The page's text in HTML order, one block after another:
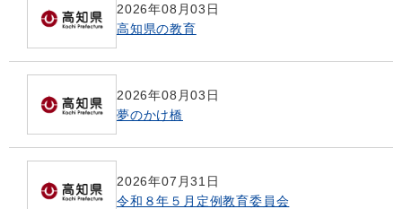
2026年08月03日
高知県の教育
2026年08月03日
夢のかけ橋
2026年07月31日
令和８年５月定例教育委員会